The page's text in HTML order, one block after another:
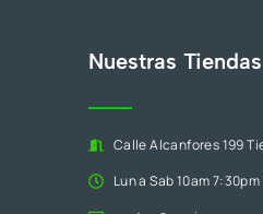
Nuestras Tiendas
Calle Alcanfores 199
Lun a Sab 10am